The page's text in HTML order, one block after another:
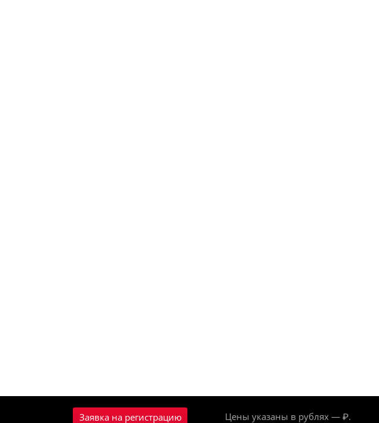
Заявка на регистрацию Цены указаны в рублях — ₽.